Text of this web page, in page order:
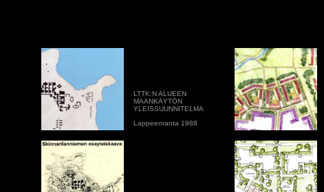
LTTK:N ALUEEN
MAANKÄYTÖN
YLEISSUUNNITELMA
Lappeenranta 1988